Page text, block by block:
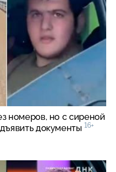
номеров, но с сиреной
документы 16+